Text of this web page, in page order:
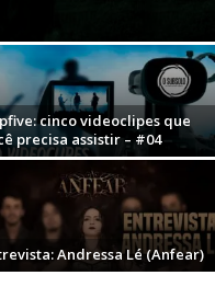
cinco videoclipes que
precisa assistir – #04
Andressa Lé (Anfear)